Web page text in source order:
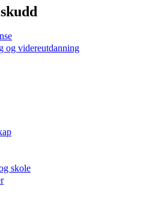
og videreutdanning
skole